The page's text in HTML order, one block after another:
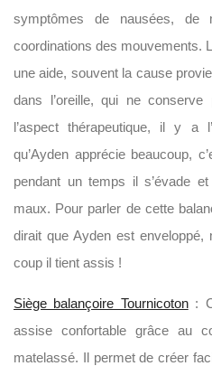
symptômes de nausées, de
coordinations des mouvements.
une aide, souvent la cause
dans l’oreille, qui ne
l’aspect thérapeutique, il y a
qu’Ayden apprécie beaucoup,
pendant un temps il s’évade
maux. Pour parler de cette
dirait que Ayden est
coup il tient assis !
Siège balançoire Tournicoton:
assise confortable grâce au
matelassé. Il permet de créer